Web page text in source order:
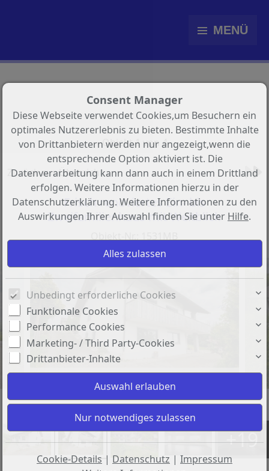
MENÜ
Objekt 1 von 4
Zurück zur Übersicht
Frisch renoviertes Ein- bis
Zweifamilienhaus mit Weitblick
+19
Consent Manager
Diese Webseite verwendet Cookies,um Besuchern ein
optimales Nutzererlebnis zu bieten. Bestimmte Inhalte
von Drittanbietern werden nur angezeigt,wenn die
entsprechende Option aktiviert ist. Die
Datenverarbeitung kann dann auch in einem Drittland
erfolgen. Weitere Informationen hierzu in der
Datenschutzerklärung. Weitere Informationen zu den
Auswirkungen Ihrer Auswahl finden Sie unter Hilfe.
Unbedingt erforderliche Cookies
Funktionale Cookies
Performance Cookies
Marketing- / Third Party-Cookies
Drittanbieter-Inhalte
Cookie-Details | Datenschutz | Impressum